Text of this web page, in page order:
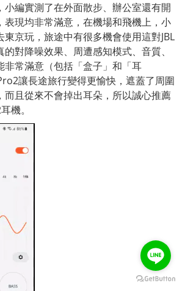
小編實測了在外面散步、辦公室還有開
表現均非常滿意，在機場和飛機上，小
京玩，旅途中有很多機會使用這對JBL
對降噪效果、周遭感知模式、音質、
非常滿意（包括「盒子」和「耳
讓長途旅行變得更愉快，遮蓋了周圍
而且從來不會掉出耳朵，所以誠心推薦
機。